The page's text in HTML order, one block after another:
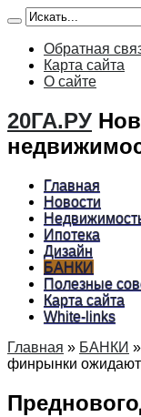
Обратная
Карта сайта
О сайте
20ГА.РУ
Главная
Новости
Ипотека
Дизайн
БАНКИ
Полезные
Карта сайта
White-links
Главная » БАНКИ »
финрынки ожидают